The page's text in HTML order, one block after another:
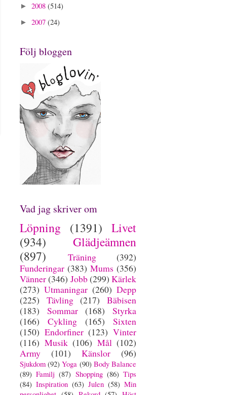
► 2008 (514)
► 2007 (24)
Följ bloggen
Vad jag skriver om
Löpning (1391) Livet
(934)
Glädjeämnen
(897)
Träning
(392)
Funderingar (383) Mums (356)
Vänner(346) Jobb(299) Kärlek
(273) Utmaningar (260) Depp
(225)
Tävling (217)
Bäbisen
(183)
Sommar (168)
Styrka
(166)
Cykling (165)
Sixten
(150) Endorfiner (123) Vinter
(116) Musik (106) Mål (102)
Army
(101) Känslor (96)
Sjukdom (92) Yoga (90) Body Balance
(89) Familj (87) Shopping (86) Tips
(84) Inspiration (63) Julen (58) Min